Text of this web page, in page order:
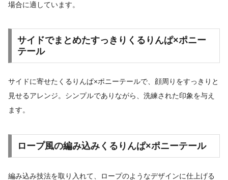
場合に適しています。
サイドでまとめたすっきりくるりんぱ×ポニー
テール
サイドに寄せたくるりんぱ×ポニーテールで、顔周りをすっきりと
見せるアレンジ。シンプルでありながら、洗練された印象を与え
ます。
ロープ風の編み込みくるりんぱ×ポニーテール
編み込み技法を取り入れて、ロープのようなデザインに仕上げる